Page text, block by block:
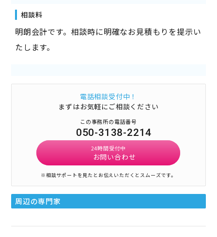
相談料
明朗会計です。相談時に明確なお見積もりを提示い
たします。
電話相談受付中！
まずはお気軽にご相談ください
この事務所の電話番号
050-3138-2214
24時間受付中
お問い合わせ
※相談サポートを見たとお伝えいただくとスムーズです。
周辺の専門家